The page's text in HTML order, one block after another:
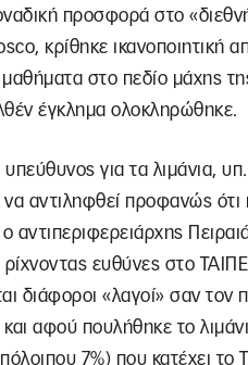
προσφορά στο
κρίθηκε ικανοποιητική
στο πεδίο μάχης
έγκλημα ολοκληρώθηκε.
υπεύθυνος για τα λιμάνια,
αντιληφθεί προφανώς ότι
αντιπεριφερειάρχης
ευθύνες στο
διάφοροι «λαγοί» σαν
αφού πουλήθηκε το
7%) που κατέχει το